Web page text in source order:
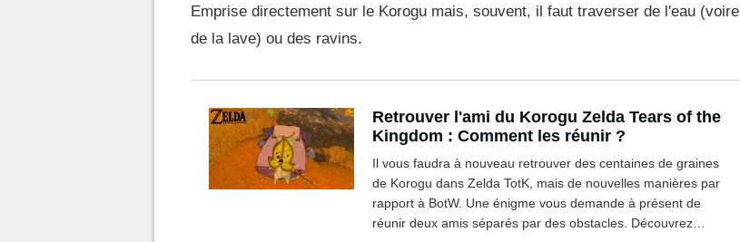
Emprise directement sur le Korogu mais, souvent, il faut traverser de l'eau (voire
de la lave) ou des ravins.
Retrouver l'ami du Korogu Zelda Tears of the
Kingdom : Comment les réunir ?
Il vous faudra à nouveau retrouver des centaines de graines
de Korogu dans Zelda TotK, mais de nouvelles manières par
rapport à BotW. Une énigme vous demande à présent de
réunir deux amis séparés par des obstacles. Découvrez